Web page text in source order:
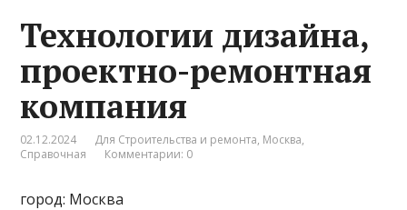
Технологии дизайна,
проектно-ремонтная
компания
02.12.2024 Для Строительства и ремонта, Москва,
Справочная
Комментарии: 0
город: Москва